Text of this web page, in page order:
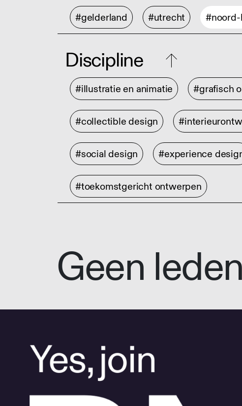
#gelderland #utrecht
Discipline
#illustratie en animatie #grafisch
#collectible design
#social design #experience
#toekomstgericht ontwerpen
Geen